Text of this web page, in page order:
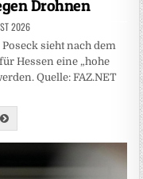
Drohnen
2026
sieht nach dem
Hessen eine „hohe
Quelle: FAZ.NET